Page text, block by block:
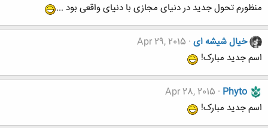
منظورم تحول جدید در دنیای مجازی با دنیای واقعی بود ...
خیال شیشه ای Apr 29, 2015
اسم جدید مبارک!
Phyto
Apr 28, 2015
اسم جدید مبارک!